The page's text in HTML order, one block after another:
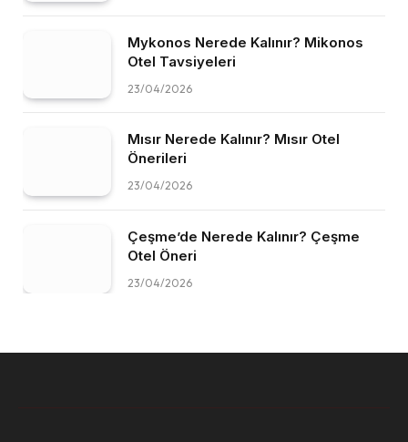
Mykonos Nerede Kalınır? Mikonos
Otel Tavsiyeleri
23/04/2026
Mısır Nerede Kalınır? Mısır Otel
Önerileri
23/04/2026
Çeşme’de Nerede Kalınır? Çeşme
Otel Öneri
23/04/2026